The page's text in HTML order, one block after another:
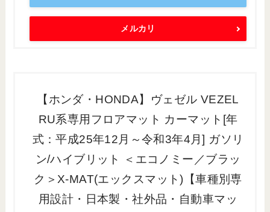
メルカリ
【ホンダ・HONDA】ヴェゼル VEZEL
RU系専用フロアマット カーマット[年
式：平成25年12月～令和3年4月] ガソリ
ン/ハイブリット ＜エコノミー／ブラッ
ク＞X-MAT(エックスマット)【車種別専
用設計・日本製・社外品・自動車マッ